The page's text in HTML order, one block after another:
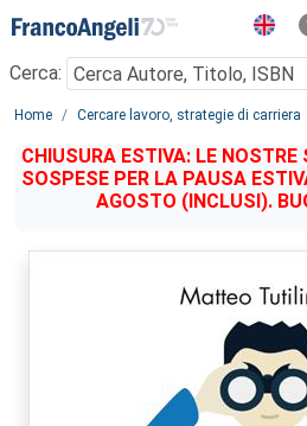
Menu
Cerca:
Main content
Home Cercare lavoro, strategie di carriera
CHIUSURA ESTIVA: LE NOSTRE
SOSPESE PER LA PAUSA
AGOSTO (INCLUSI).